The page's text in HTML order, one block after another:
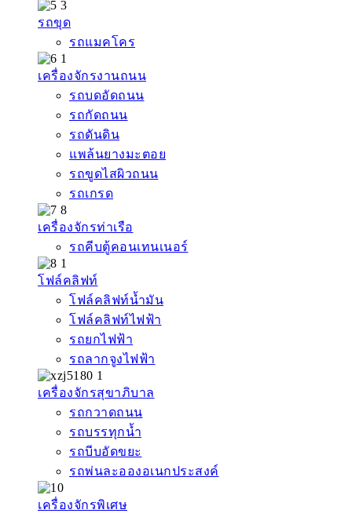
รถขุด
รถแมคโคร
เครื่องจักรงานถนน
รถบดอัดถนน
รถกัดถนน
รถดันดิน
แพล้นยางมะตอย
รถขูดไสผิวถนน
รถเกรด
เครื่องจักรท่าเรือ
รถคีบตู้คอนเทนเนอร์
โฟล์คลิฟท์
โฟล์คลิฟท์น้ำมัน
โฟล์คลิฟท์ไฟฟ้า
รถยกไฟฟ้า
รถลากจูงไฟฟ้า
เครื่องจักรสุขาภิบาล
รถกวาดถนน
รถบรรทุกน้ำ
รถบีบอัดขยะ
รถพ่นละอองอเนกประสงค์
เครื่องจักรพิเศษ